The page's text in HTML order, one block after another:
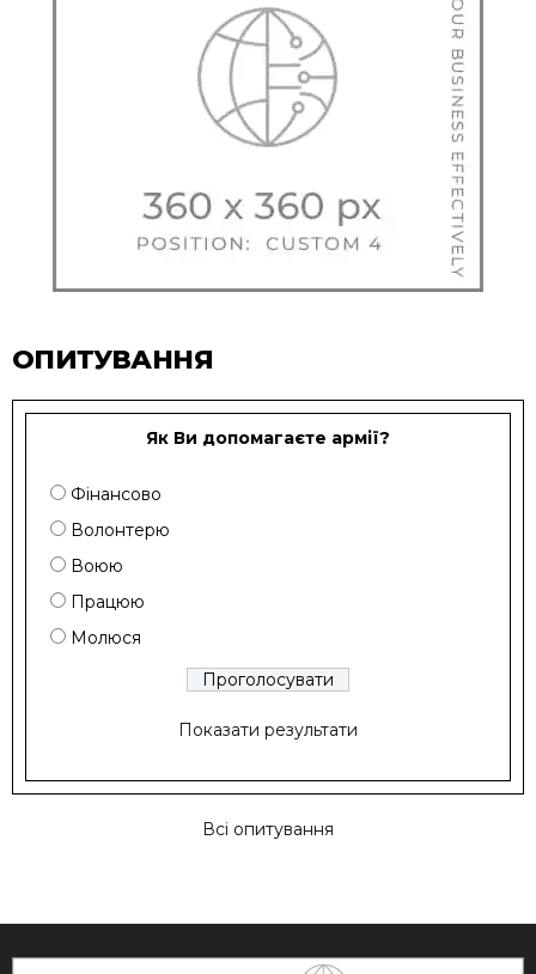
ОПИТУВАННЯ
Як Ви допомагаєте армії?
Фінансово
Волонтерю
Воюю
Працюю
Молюся
Показати результати
Всі опитування